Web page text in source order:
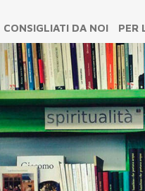
CONSIGLIATI DA NOI PER